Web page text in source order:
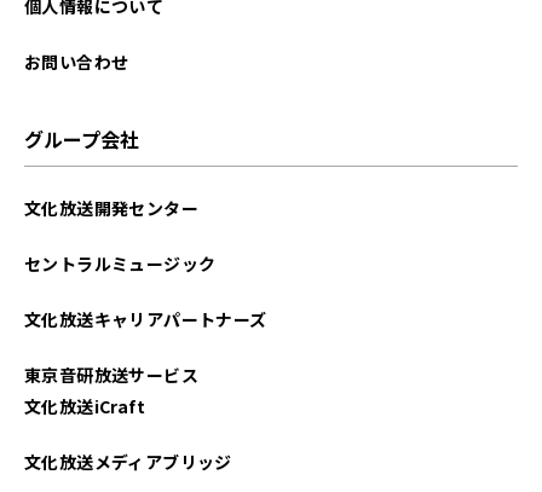
2025年09月
2025年06月
2025年01月
個人情報について
お問い合わせ
グループ会社
文化放送開発センター
セントラルミュージック
文化放送キャリアパートナーズ
東京音研放送サービス
文化放送iCraft
文化放送メディアブリッジ